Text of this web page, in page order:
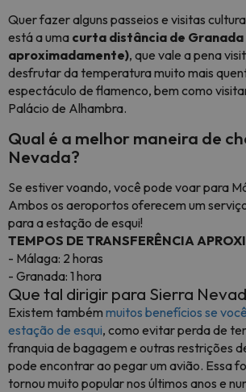
Quer fazer alguns passeios e visitas
está a uma curta distância de
aproximadamente), que vale a pena
desfrutar da temperatura muito mais
espectáculo de flamenco, bem como
Palácio de Alhambra.
Qual é a melhor maneira de
Nevada?
Se estiver voando, você pode voar para
Ambos os aeroportos oferecem um
para a estação de esqui!
TEMPOS DE TRANSFERÊNCIA
- Málaga: 2 horas
- Granada: 1 hora
Que tal dirigir para Sierra
Existem também muitos benefícios se
estação de esqui, como evitar perda de
franquia de bagagem e outras restrições
pode encontrar ao pegar um avião. Essa
tornou muito popular nos últimos anos e